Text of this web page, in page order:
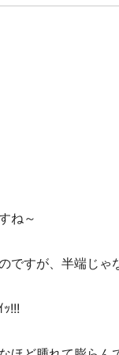
ね～
ですが、半端じゃ
!!!